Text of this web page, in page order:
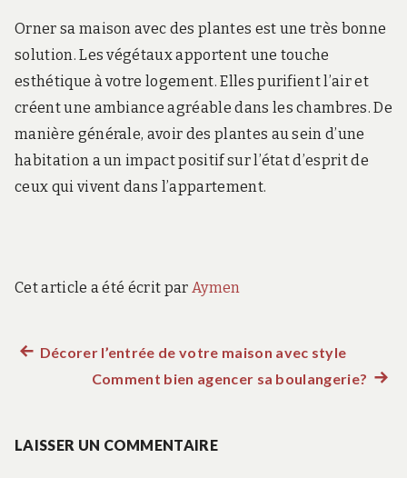
Orner sa maison avec des plantes est une très bonne
solution. Les végétaux apportent une touche
esthétique à votre logement. Elles purifient l’air et
créent une ambiance agréable dans les chambres. De
manière générale, avoir des plantes au sein d’une
habitation a un impact positif sur l’état d’esprit de
ceux qui vivent dans l’appartement.
Cet article a été écrit par Aymen
Navigation
l’article
Article
précédent :
Décorer l’entrée de votre maison avec style
Comment bien agencer sa boulangerie?
LAISSER UN COMMENTAIRE